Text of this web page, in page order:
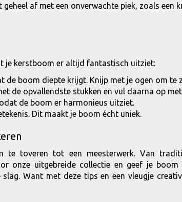
af met een onverwachte piek, zoals een
je kerstboom er altijd fantastisch uitziet:
boom diepte krijgt. Knijp met je ogen om te
de opvallendste stukken en vul daarna op
de boom er harmonieus uitziet.
Dit maakt je boom écht uniek.
toveren tot een meesterwerk. Van
onze uitgebreide collectie en geef je
Want met deze tips en een vleugje